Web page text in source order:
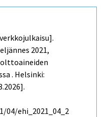
2021,
. Helsinki:
ehi_2021_04_2